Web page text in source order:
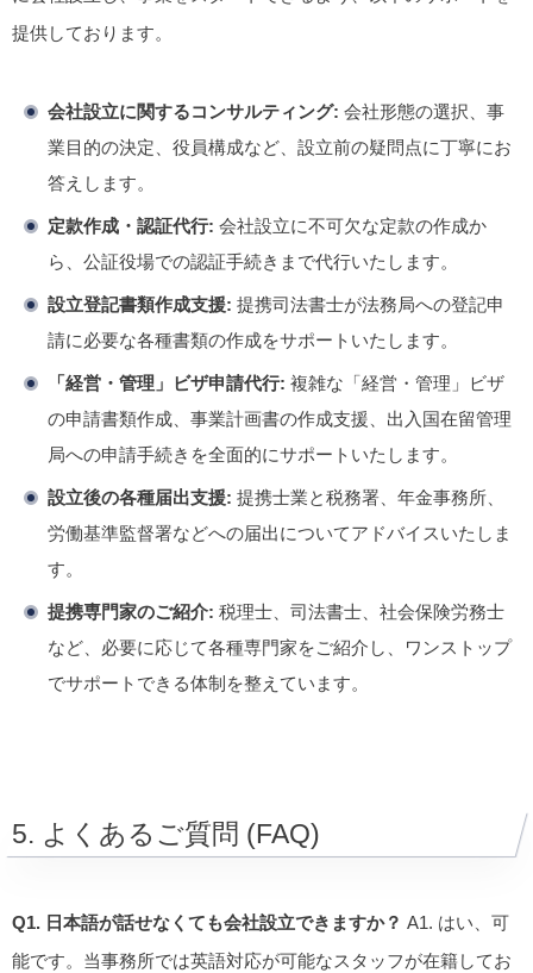
提供しております。
会社設立に関するコンサルティング: 会社形態の選択、事
業目的の決定、役員構成など、設立前の疑問点に丁寧にお
答えします。
定款作成・認証代行: 会社設立に不可欠な定款の作成か
ら、公証役場での認証手続きまで代行いたします。
設立登記書類作成支援: 提携司法書士が法務局への登記申
請に必要な各種書類の作成をサポートいたします。
「経営・管理」ビザ申請代行: 複雑な「経営・管理」ビザ
の申請書類作成、事業計画書の作成支援、出入国在留管理
局への申請手続きを全面的にサポートいたします。
設立後の各種届出支援: 提携士業と税務署、年金事務所、
労働基準監督署などへの届出についてアドバイスいたしま
す。
提携専門家のご紹介: 税理士、司法書士、社会保険労務士
など、必要に応じて各種専門家をご紹介し、ワンストップ
でサポートできる体制を整えています。
5. よくあるご質問 (FAQ)
Q1. 日本語が話せなくても会社設立できますか？ A1. はい、可
能です。当事務所では英語対応が可能なスタッフが在籍してお